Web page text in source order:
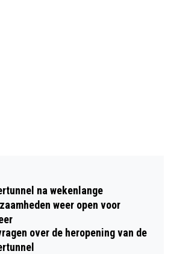
ELZEN WIL
RINGS
IN SPORTHAL
GROOT,
KLEUREN EN MATEN,
EN SOMS
na wekenlange
weer open voor
over de heropening van de